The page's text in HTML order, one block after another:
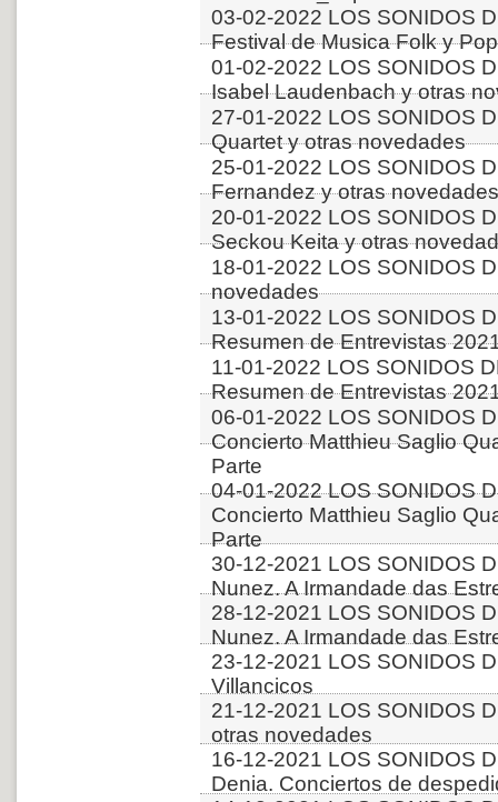
03-02-2022 LOS SONIDOS
Festival de Musica Folk y
01-02-2022 LOS SONIDOS
Isabel Laudenbach y otras
27-01-2022 LOS SONIDOS
Quartet y otras novedades
25-01-2022 LOS SONIDOS
Fernandez y otras novedades
20-01-2022 LOS SONIDOS
Seckou Keita y otras
18-01-2022 LOS SONIDOS
novedades
13-01-2022 LOS SONIDOS
Resumen de Entrevistas
11-01-2022 LOS SONIDOS
Resumen de Entrevistas
06-01-2022 LOS SONIDOS
Concierto Matthieu Saglio
Parte
04-01-2022 LOS SONIDOS
Concierto Matthieu Saglio
Parte
30-12-2021 LOS SONIDOS
Nunez. A Irmandade das
28-12-2021 LOS SONIDOS
Nunez. A Irmandade das
23-12-2021 LOS SONIDOS
Villancicos
21-12-2021 LOS SONIDOS
otras novedades
16-12-2021 LOS SONIDOS
Denia. Conciertos de